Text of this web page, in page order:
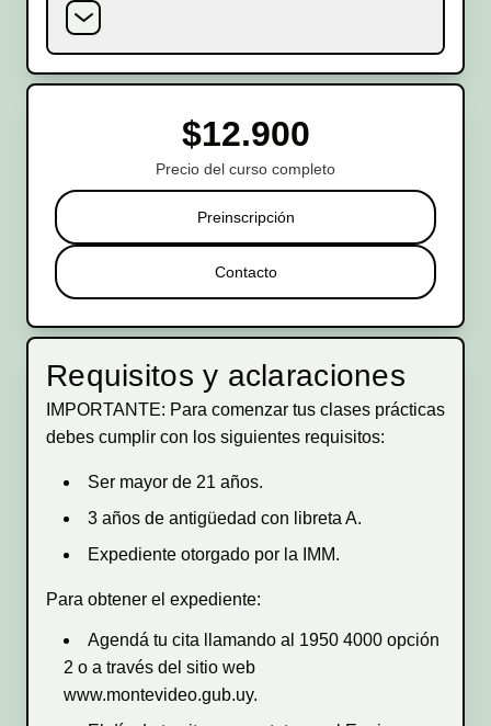
$12.900
Precio del curso completo
Preinscripción
Contacto
Requisitos y aclaraciones
IMPORTANTE: Para comenzar tus clases prácticas
debes cumplir con los siguientes requisitos:
Ser mayor de 21 años.
3 años de antigüedad con libreta A.
Expediente otorgado por la IMM.
Para obtener el expediente:
Agendá tu cita llamando al 1950 4000 opción
2 o a través del sitio web
www.montevideo.gub.uy.